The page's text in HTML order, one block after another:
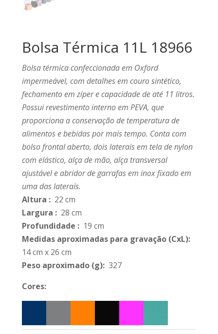
Bolsa Térmica 11L 18966
Bolsa térmica confeccionada em Oxford
impermeável, com detalhes em couro sintético,
fechamento em zíper e capacidade de até 11 litros.
Possui revestimento interno em PEVA, que
proporciona a conservação de temperatura de
alimentos e bebidas por mais tempo. Conta com
bolso frontal aberto, dois laterais em tela de nylon
com elástico, alça de mão, alça transversal
ajustável e abridor de garrafas em inox fixado em
uma das laterais.
Altura :22 cm
Largura :28 cm
Profundidade :19 cm
Medidas aproximadas para gravação(CxL):
14 cm x 26 cm
Peso aproximado(g):327
Cores: